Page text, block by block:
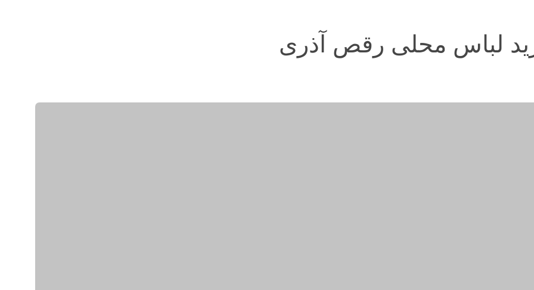
لباس محلی رقص آذری